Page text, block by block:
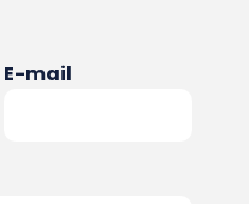
E-mail